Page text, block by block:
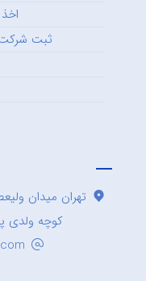
ثبت شرکت
تهران میدان
کوچه ولدی پلاک ۳۹